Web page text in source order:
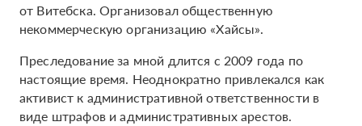
от Витебска. Организовал общественную
некоммерческую организацию «Хайсы».
Преследование за мной длится с 2009 года по
настоящие время. Неоднократно привлекался как
активист к административной ответственности в
виде штрафов и административных арестов.